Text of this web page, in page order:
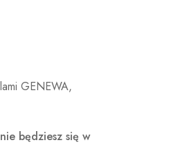
GENEWA,
będziesz się w